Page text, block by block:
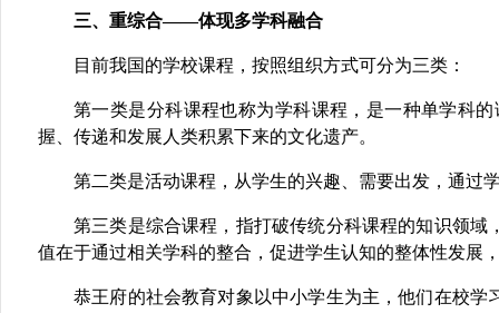
三、重综合——体现多学科融合
目前我国的学校课程，按照组织方式可分为三类：
第一类是分科课程也称为学科课程，是一种单学科
握、传递和发展人类积累下来的文化遗产。
第二类是活动课程，从学生的兴趣、需要出发，通过
第三类是综合课程，指打破传统分科课程的知识领
值在于通过相关学科的整合，促进学生认知的整体性发展
恭王府的社会教育对象以中小学生为主，他们在校